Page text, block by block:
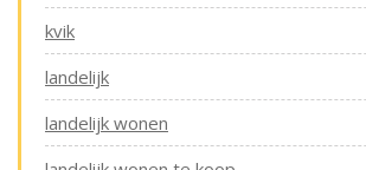
kvik
landelijk
landelijk wonen